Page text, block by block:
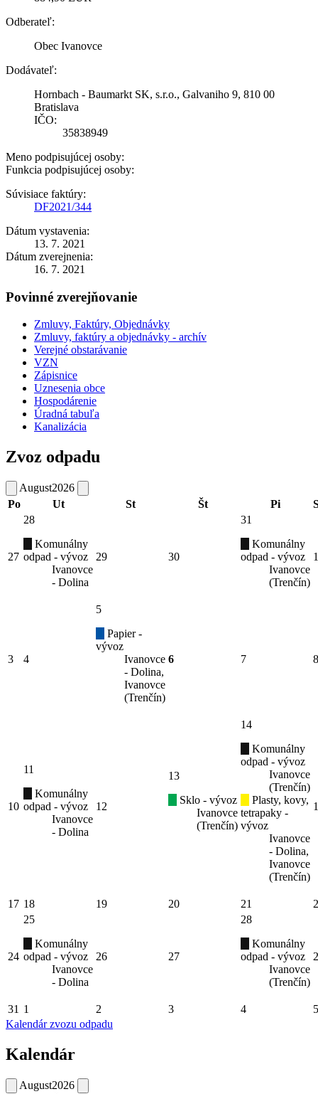
Odberateľ:
Obec Ivanovce
Dodávateľ:
Hornbach - Baumarkt SK, s.r.o., Galvaniho 9, 810 00
Bratislava
IČO:
35838949
Meno podpisujúcej osoby:
Funkcia podpisujúcej osoby:
Súvisiace faktúry:
DF2021/344
Dátum vystavenia:
13. 7. 2021
Dátum zverejnenia:
16. 7. 2021
Povinné zverejňovanie
Zmluvy, Faktúry, Objednávky
Zmluvy, faktúry a objednávky - archív
Verejné obstarávanie
VZN
Zápisnice
Uznesenia obce
Hospodárenie
Úradná tabuľa
Kanalizácia
Zvoz odpadu
August2026
Po
Ut St Št Pi
27
28
Komunálny
odpad - vývoz
Ivanovce
- Dolina
29 30
31
Komunálny
odpad - vývoz
Ivanovce
(Trenčín)
1
3 4
5
Papier -
vývoz
Ivanovce
- Dolina,
Ivanovce
(Trenčín)
6 7 8
10
11
Komunálny
odpad - vývoz
Ivanovce
- Dolina
12
13
Sklo - vývoz
Ivanovce
(Trenčín)
14
Komunálny
odpad - vývoz
Ivanovce
(Trenčín)
Plasty, kovy,
tetrapaky -
vývoz
Ivanovce
- Dolina,
Ivanovce
(Trenčín)
17 18 19 20 21
24
25
Komunálny
odpad - vývoz
Ivanovce
- Dolina
26 27
28
Komunálny
odpad - vývoz
Ivanovce
(Trenčín)
31 1 2 3 4
5
Kalendár zvozu odpadu
Kalendár
August2026